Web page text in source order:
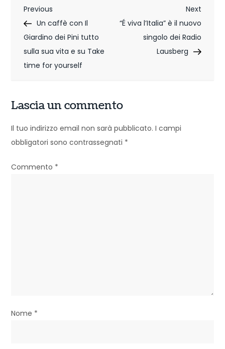
N
a
v
i
a
z
i
o
Previous
Post
Previous
Un caffè con Il
Giardino dei Pini tutto
sulla sua vita e su Take
time for yourself
Next
Post
Next
“É viva l’Italia” è il nuovo
singolo dei Radio
Lausberg
Lascia un commento
Il tuo indirizzo email non sarà pubblicato. I campi
obbligatori sono contrassegnati *
Commento *
Nome *